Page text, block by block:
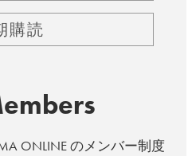
購読
ONLINE のメンバー制度